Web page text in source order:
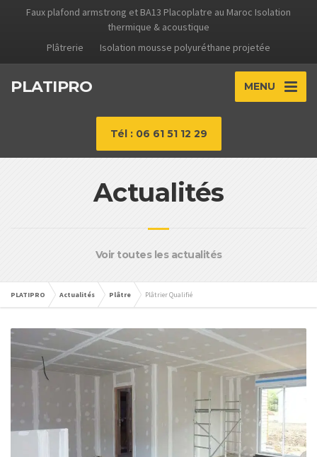
Faux plafond armstrong et BA13 Placoplatre au Maroc Isolation
thermique & acoustique
Plâtrerie
Isolation mousse polyuréthane projetée
PLATIPRO MENU
Tél : 06 61 51 12 29
Actualités
Voir toutes les actualités
PLATIPRO Actualités Plâtre Plâtrier Qualifié